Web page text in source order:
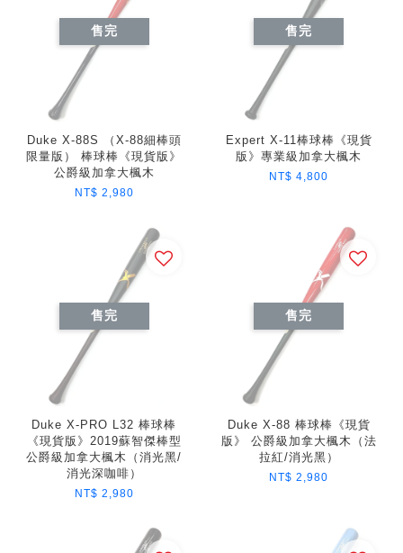
售完
Duke X-88S （X-88細棒頭
限量版） 棒球棒《現貨版》
公爵級加拿大楓木
NT$ 2,980
售完
Expert X-11棒球棒《現貨
版》專業級加拿大楓木
NT$ 4,800
售完
Duke X-PRO L32 棒球棒
《現貨版》2019蘇智傑棒型
公爵級加拿大楓木（消光黑/
消光深咖啡）
NT$ 2,980
售完
Duke X-88 棒球棒《現貨
版》 公爵級加拿大楓木（法
拉紅/消光黑）
NT$ 2,980